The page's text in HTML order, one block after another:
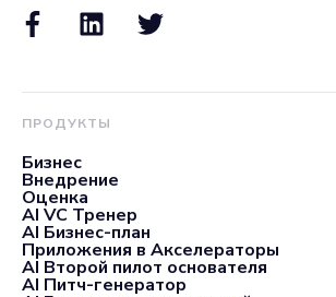
ПРОДУКТЫ
Бизнес
Внедрение
Оценка
AI VC Тренер
AI Бизнес-план
Приложения в Акселераторы
AI Второй пилот основателя
AI Питч-генератор